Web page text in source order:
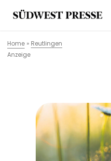
Home » Reutlingen
Anzeige